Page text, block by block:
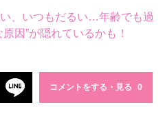
、いつもだるい…年齢でも過
因”が隠れているかも！
コメントをする・見る